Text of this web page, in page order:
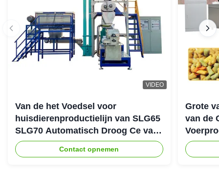
VIDEO
Van de het Voedsel voor
huisdierenproductielijn van SLG65
SLG70 Automatisch Droog Ce van
de de Schroefextruder Parallel
Tweeling
Contact opnemen
Grote
van de